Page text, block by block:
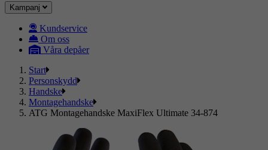
Kampanj
Kundservice
Om oss
Våra depåer
Start
Personskydd
Handske
Montagehandske
ATG Montagehandske MaxiFlex Ultimate 34-874